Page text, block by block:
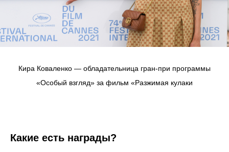
Кира Коваленко — обладательница гран-при программы
«Особый взгляд» за фильм «Разжимая кулаки
Какие есть награды?